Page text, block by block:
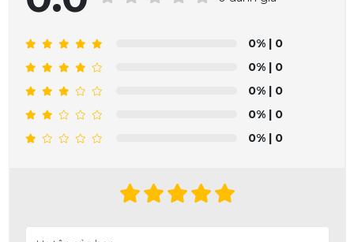
0% | 0
0% | 0
0% | 0
0% | 0
0% | 0